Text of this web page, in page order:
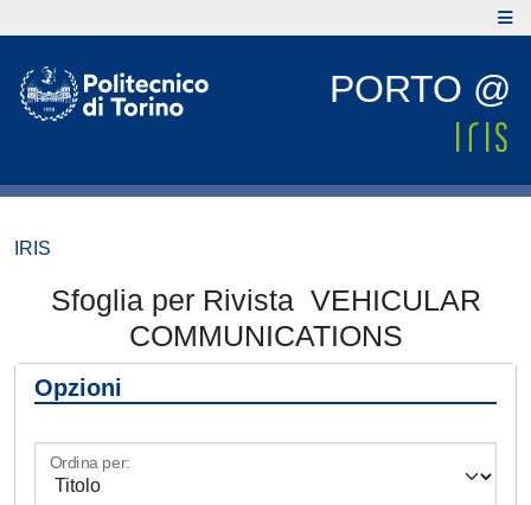
PORTO @
IRIS
Sfoglia per Rivista VEHICULAR
COMMUNICATIONS
Opzioni
Ordina per: